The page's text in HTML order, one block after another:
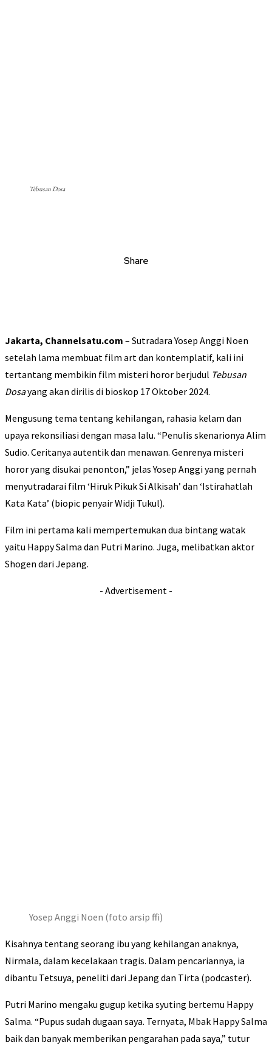
Tebusan Dosa
Share
Jakarta, Channelsatu.com – Sutradara Yosep Anggi Noen
setelah lama membuat film art dan kontemplatif, kali ini
tertantang membikin film misteri horor berjudul Tebusan
Dosayang akan dirilis di bioskop 17 Oktober 2024.
Mengusung tema tentang kehilangan, rahasia kelam dan
upaya rekonsiliasi dengan masa lalu. “Penulis skenarionya Alim
Sudio. Ceritanya autentik dan menawan. Genrenya misteri
horor yang disukai penonton,” jelas Yosep Anggi yang pernah
menyutradarai film ‘Hiruk Pikuk Si Alkisah’ dan ‘Istirahatlah
Kata Kata’ (biopic penyair Widji Tukul).
Film ini pertama kali mempertemukan dua bintang watak
yaitu Happy Salma dan Putri Marino. Juga, melibatkan aktor
Shogen dari Jepang.
- Advertisement -
Yosep Anggi Noen (foto arsip ffi)
Kisahnya tentang seorang ibu yang kehilangan anaknya,
Nirmala, dalam kecelakaan tragis. Dalam pencariannya, ia
dibantu Tetsuya, peneliti dari Jepang dan Tirta (podcaster).
Putri Marino mengaku gugup ketika syuting bertemu Happy
Salma. “Pupus sudah dugaan saya. Ternyata, Mbak Happy Salma
baik dan banyak memberikan pengarahan pada saya,” tutur